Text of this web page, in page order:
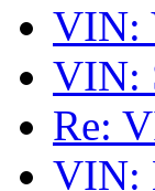
VIN:
VIN:
Re:
VIN: